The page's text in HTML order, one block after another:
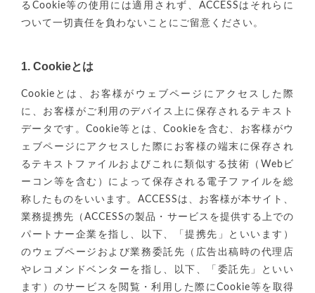
るCookie等の使用には適用されず、ACCESSはそれらに
ついて一切責任を負わないことにご留意ください。
1. Cookieとは
Cookieとは、お客様がウェブページにアクセスした際
に、お客様がご利用のデバイス上に保存されるテキスト
データです。Cookie等とは、Cookieを含む、お客様がウ
ェブページにアクセスした際にお客様の端末に保存され
るテキストファイルおよびこれに類似する技術（Webビ
ーコン等を含む）によって保存される電子ファイルを総
称したものをいいます。ACCESSは、お客様が本サイト、
業務提携先（ACCESSの製品・サービスを提供する上での
パートナー企業を指し、以下、「提携先」といいます）
のウェブページおよび業務委託先（広告出稿時の代理店
やレコメンドベンターを指し、以下、「委託先」といい
ます）のサービスを閲覧・利用した際にCookie等を取得